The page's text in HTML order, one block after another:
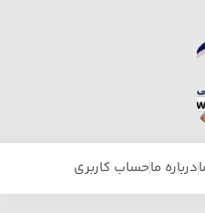
درباره ماحساب کاربری